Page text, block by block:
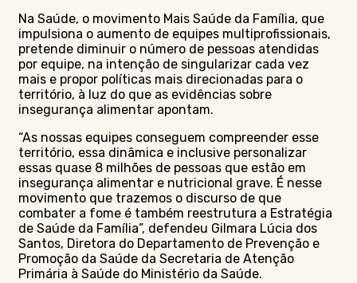
Na Saúde, o movimento Mais Saúde da Família, que
impulsiona o aumento de equipes multiprofissionais,
pretende diminuir o número de pessoas atendidas
por equipe, na intenção de singularizar cada vez
mais e propor políticas mais direcionadas para o
território, à luz do que as evidências sobre
insegurança alimentar apontam.
“As nossas equipes conseguem compreender esse
território, essa dinâmica e inclusive personalizar
essas quase 8 milhões de pessoas que estão em
insegurança alimentar e nutricional grave. É nesse
movimento que trazemos o discurso de que
combater a fome é também reestrutura a Estratégia
de Saúde da Família”, defendeu Gilmara Lúcia dos
Santos, Diretora do Departamento de Prevenção e
Promoção da Saúde da Secretaria de Atenção
Primária à Saúde do Ministério da Saúde.